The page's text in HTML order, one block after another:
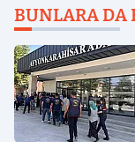
BUNLARA DA